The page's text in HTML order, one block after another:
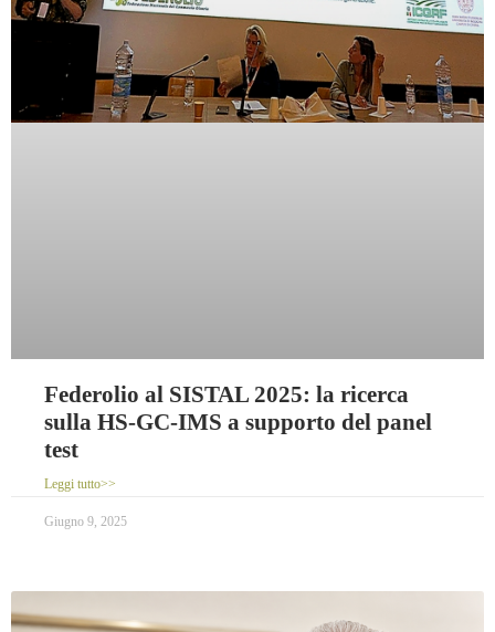
Federolio al SISTAL 2025: la ricerca
sulla HS-GC-IMS a supporto del panel
test
Leggi tutto>>
Giugno 9, 2025